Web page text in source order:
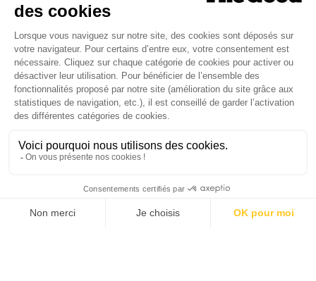
Je suis déjà abonné(e) :
version digitale
SUIVEZ-NOUS